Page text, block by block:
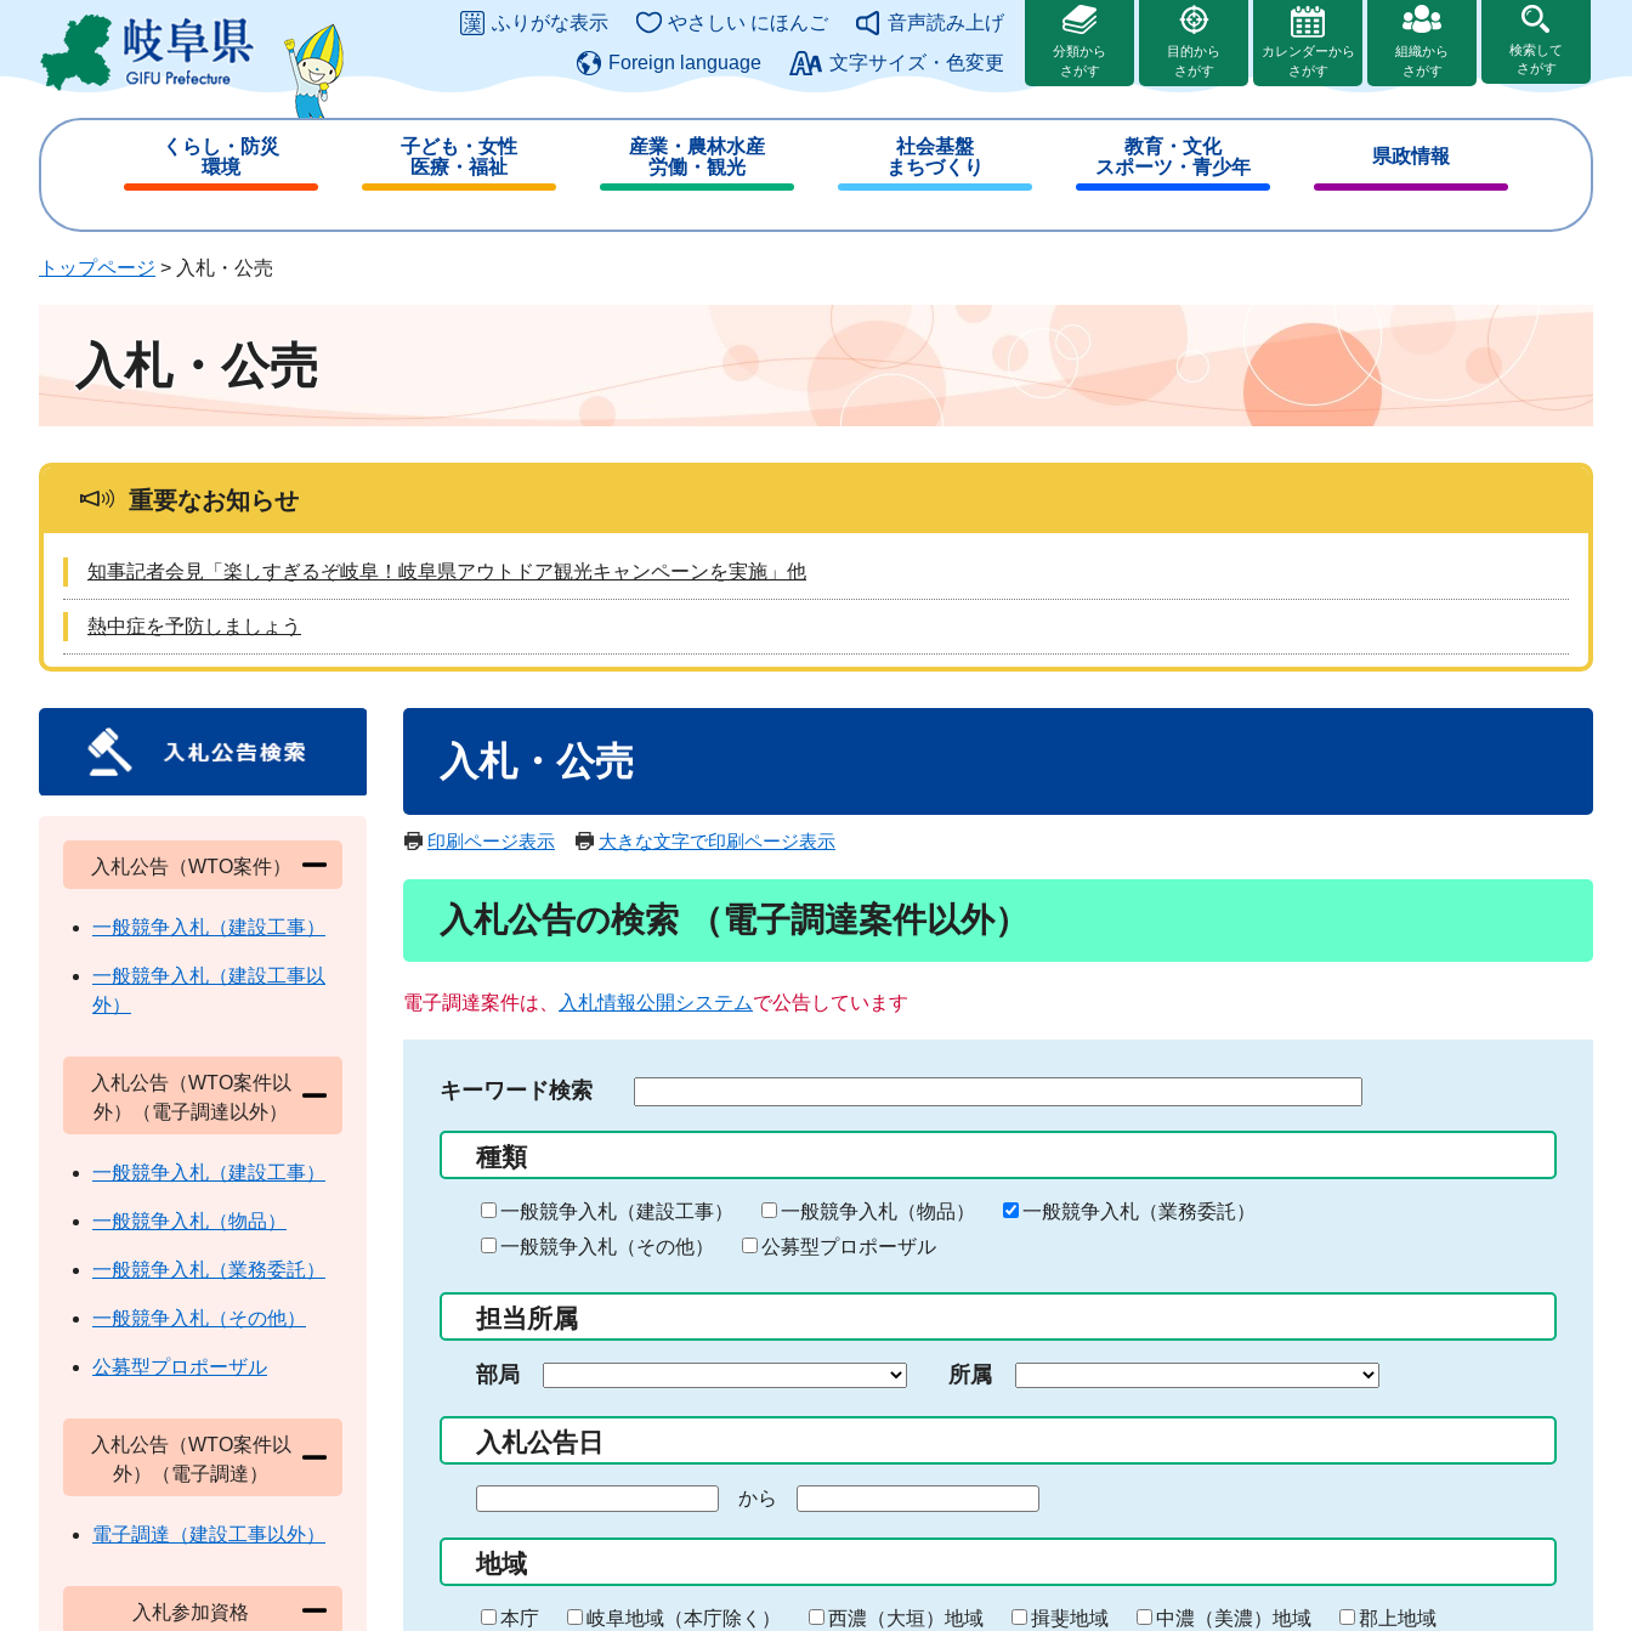
ジ
ュ
このページの本文へ
ふりがな表示 やさしい にほんご
音声読み上げ
Foreign language
文字サイズ・色変更
分類から
さがす
目的から
さがす
カレンダーから
さがす
組織から
さがす
検索して
さがす
くらし・防災
環境
じ
子ども・女性
医療・福祉
じ
産業・農林水産
労働・観光
じ
社会基盤
まちづくり
じ
教育・文化
スポーツ・青少年
じ
県政情報
じ
トップページ > 入札・公売
入札・公売
重要なお知らせ
知事記者会見「楽しすぎるぞ岐阜！岐阜県アウトドア観光キャンペーンを実施」他
熱中症を予防しましょう
入札・公売
印刷ページ表示 大きな文字で印刷ページ表示
入札公告の検索 （電子調達案件以外）
電子調達案件は、 入札情報公開システムで公告しています
キーワード検索
る
キ
ー
ー
入
力
種類
一般競争入札（建設工事） 一般競争入札（物品）
一般競争入札（業務委託）
一般競争入札（その他）
公募型プロポーザル
担当所属
部局 所属
入札公告日
の
始
ま
から
終
わ
地域
本庁 岐阜地域（本庁除く） 西濃（大垣）地域 揖斐地域 中濃（美濃）地域
郡上地域
入札公告（WTO案件）
一般競争入札（建設工事）
一般競争入札（建設工事以
外）
入札公告（WTO案件以
外）（電子調達以外）
一般競争入札（建設工事）
一般競争入札（物品）
一般競争入札（業務委託）
一般競争入札（その他）
公募型プロポーザル
入札公告（WTO案件以
外）（電子調達）
電子調達（建設工事以外）
入札参加資格